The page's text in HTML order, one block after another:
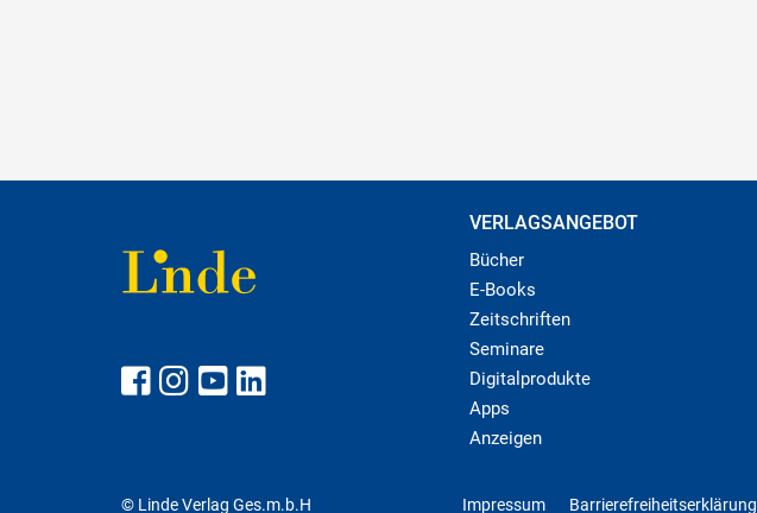
VERLAGSANGEBOT
Bücher
E-Books
Zeitschriften
Seminare
Digitalprodukte
Apps
Anzeigen
© Linde Verlag Ges.m.b.H Impressum Barrierefreiheitserklärung